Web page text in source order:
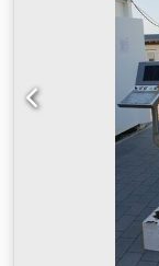
Tafelafmeting:
V AC ±10 %
Afmetingen en
5.715 x 2.794
schaar-
Slqxjiija